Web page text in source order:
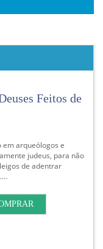
Feitos de
em arqueólogos e
judeus, para não
de adentrar